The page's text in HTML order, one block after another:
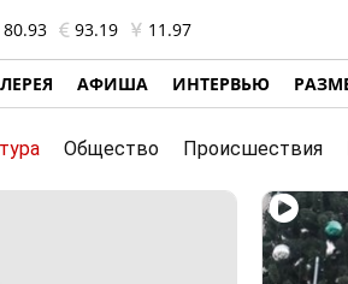
80.93 93.19 11.97
АФИША ИНТЕРВЬЮ
Общество Происшествия